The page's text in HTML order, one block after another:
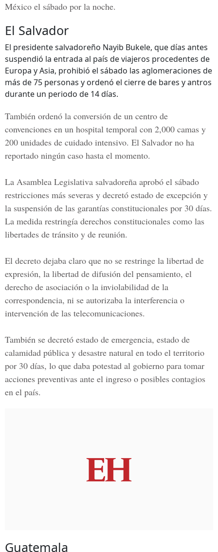
México el sábado por la noche.
El Salvador
El presidente salvadoreño Nayib Bukele, que días antes
suspendió la entrada al país de viajeros procedentes de
Europa y Asia, prohibió el sábado las aglomeraciones de
más de 75 personas y ordenó el cierre de bares y antros
durante un periodo de 14 días.
También ordenó la conversión de un centro de
convenciones en un hospital temporal con 2,000 camas y
200 unidades de cuidado intensivo. El Salvador no ha
reportado ningún caso hasta el momento.
La Asamblea Legislativa salvadoreña aprobó el sábado
restricciones más severas y decretó estado de excepción y
la suspensión de las garantías constitucionales por 30 días.
La medida restringía derechos constitucionales como las
libertades de tránsito y de reunión.
El decreto dejaba claro que no se restringe la libertad de
expresión, la libertad de difusión del pensamiento, el
derecho de asociación o la inviolabilidad de la
correspondencia, ni se autorizaba la interferencia o
intervención de las telecomunicaciones.
También se decretó estado de emergencia, estado de
calamidad pública y desastre natural en todo el territorio
por 30 días, lo que daba potestad al gobierno para tomar
acciones preventivas ante el ingreso o posibles contagios
en el país.
Guatemala